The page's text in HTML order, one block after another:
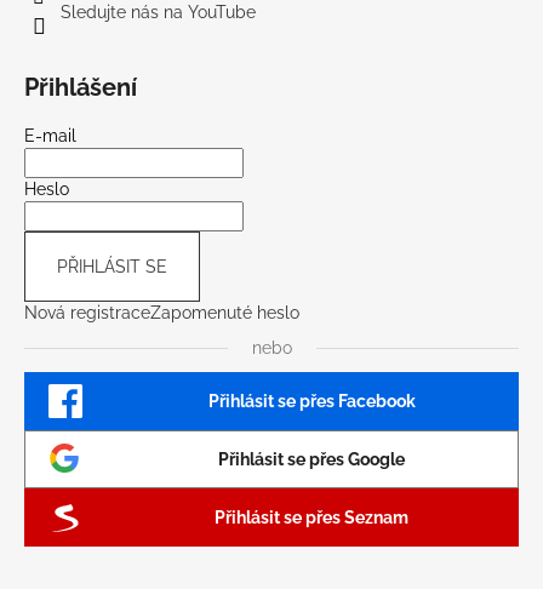
Sledujte nás na YouTube
Přihlášení
E-mail
Heslo
PŘIHLÁSIT SE
Nová registraceZapomenuté heslo
nebo
Přihlásit se přes Facebook
Přihlásit se přes Google
Přihlásit se přes Seznam